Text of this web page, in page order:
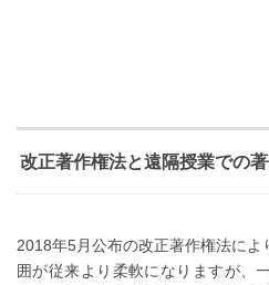
改正著作権法と遠隔授業での
2018年5月公布の改正著作権法に
囲が従来より柔軟になりますが、